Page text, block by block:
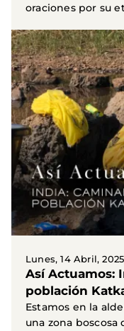
oraciones por su
Lunes, 14 Abril, 2025
Así Actuamos:
población
Estamos en la
una zona